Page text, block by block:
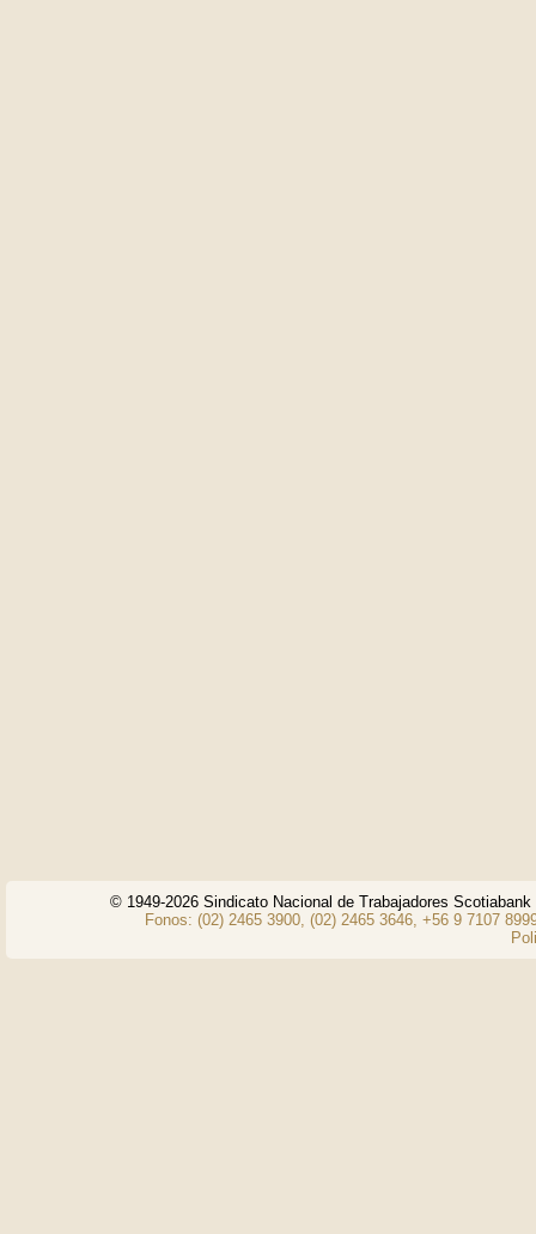
© 1949-2026 Sindicato Nacional de Trabajadores
Fonos: (02) 2465 3900, (02) 2465 3646, +56 9 7107